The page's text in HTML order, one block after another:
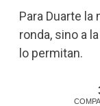
Para Duarte la
ronda, sino a
lo permitan.